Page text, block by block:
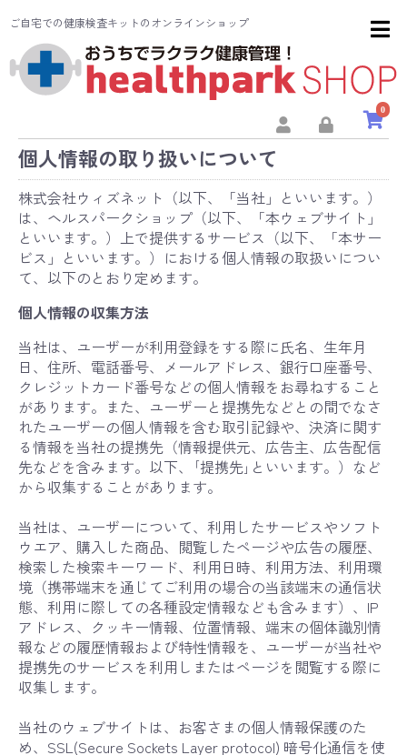
ご自宅での健康検査キットのオンラインショップ
0
個人情報の取り扱いについて
株式会社ウィズネット（以下、「当社」といいます。）
は、ヘルスパークショップ（以下、「本ウェブサイト」
といいます。）上で提供するサービス（以下、「本サー
ビス」といいます。）における個人情報の取扱いについ
て、以下のとおり定めます。
個人情報の収集方法
当社は、ユーザーが利用登録をする際に氏名、生年月
日、住所、電話番号、メールアドレス、銀行口座番号、
クレジットカード番号などの個人情報をお尋ねすること
があります。また、ユーザーと提携先などとの間でなさ
れたユーザーの個人情報を含む取引記録や、決済に関す
る情報を当社の提携先（情報提供元、広告主、広告配信
先などを含みます。以下、｢提携先｣といいます。）など
から収集することがあります。
当社は、ユーザーについて、利用したサービスやソフト
ウエア、購入した商品、閲覧したページや広告の履歴、
検索した検索キーワード、利用日時、利用方法、利用環
境（携帯端末を通じてご利用の場合の当該端末の通信状
態、利用に際しての各種設定情報なども含みます）、IP
アドレス、クッキー情報、位置情報、端末の個体識別情
報などの履歴情報および特性情報を、ユーザーが当社や
提携先のサービスを利用しまたはページを閲覧する際に
収集します。
当社のウェブサイトは、お客さまの個人情報保護のた
め、SSL(Secure Sockets Layer protocol) 暗号化通信を使